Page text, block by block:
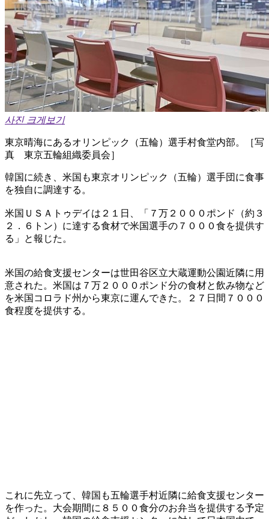
사진 크게보기
東京晴海にあるオリンピック（五輪）選手村食堂内部。［写
真 東京五輪組織委員会］
韓国に続き、米国も東京オリンピック（五輪）選手団に食事
を独自に調達する。
米国ＵＳＡトゥデイは２１日、「７万２０００ポンド（約３
２．６トン）に達する食材で米国選手の７０００食を提供す
る」と報じた。
米国の給食支援センターは世田谷区立大蔵運動公園近隣に用
意された。米国は７万２０００ポンド分の食材と飲み物など
を米国コロラド州から東京に運んできた。２７日間７０００
食程度を提供する。
これに先立って、韓国も五輪選手村近隣に給食支援センター
を作った。大会期間に８５００食分のお弁当を提供する予定